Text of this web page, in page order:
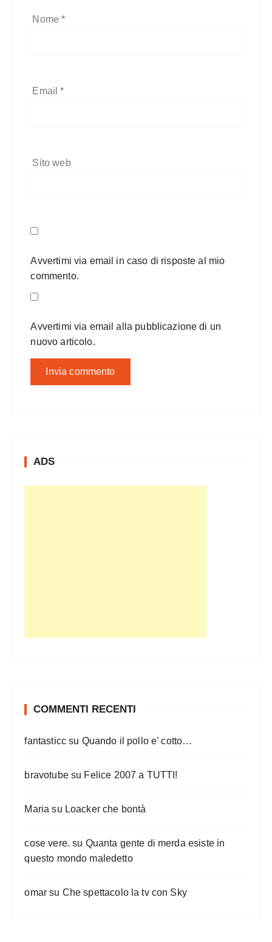
Nome*
Email*
Sito web
Avvertimi via email in caso di risposte al mio
commento.
Avvertimi via email alla pubblicazione di un
nuovo articolo.
ADS
COMMENTI RECENTI
fantasticc su Quando il pollo e’ cotto…
bravotubesu Felice 2007 a TUTTI!
Maria su Loacker che bontà
cose vere. su Quanta gente di merda esiste in
questo mondo maledetto
omar su Che spettacolo la tv con Sky